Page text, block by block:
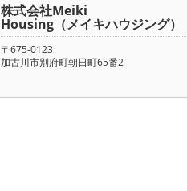
株式会社Meiki
Housing（メイキハウジング）
〒675-0123
加古川市別府町朝日町65番2